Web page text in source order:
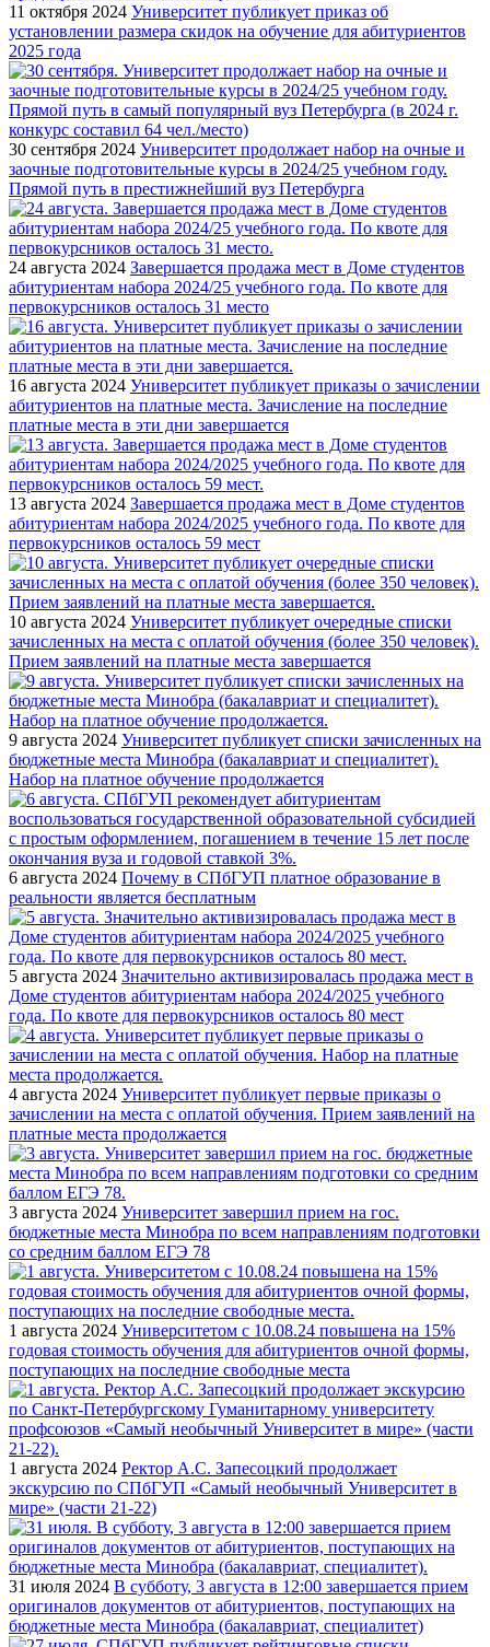
11 октября 2024 Университет публикует приказ об
установлении размера скидок на обучение для абитуриентов
2025 года
30 сентября 2024 Университет продолжает набор на очные и
заочные подготовительные курсы в 2024/25 учебном году.
Прямой путь в престижнейший вуз Петербурга
24 августа 2024 Завершается продажа мест в Доме студентов
абитуриентам набора 2024/25 учебного года. По квоте для
первокурсников осталось 31 место
16 августа 2024 Университет публикует приказы о зачислении
абитуриентов на платные места. Зачисление на последние
платные места в эти дни завершается
13 августа 2024 Завершается продажа мест в Доме студентов
абитуриентам набора 2024/2025 учебного года. По квоте для
первокурсников осталось 59 мест
10 августа 2024 Университет публикует очередные списки
зачисленных на места с оплатой обучения (более 350 человек).
Прием заявлений на платные места завершается
9 августа 2024 Университет публикует списки зачисленных на
бюджетные места Минобра (бакалавриат и специалитет).
Набор на платное обучение продолжается
6 августа 2024 Почему в СПбГУП платное образование в
реальности является бесплатным
5 августа 2024 Значительно активизировалась продажа мест в
Доме студентов абитуриентам набора 2024/2025 учебного
года. По квоте для первокурсников осталось 80 мест
4 августа 2024 Университет публикует первые приказы о
зачислении на места с оплатой обучения. Прием заявлений на
платные места продолжается
3 августа 2024 Университет завершил прием на гос.
бюджетные места Минобра по всем направлениям подготовки
со средним баллом ЕГЭ 78
1 августа 2024 Университетом с 10.08.24 повышена на 15%
годовая стоимость обучения для абитуриентов очной формы,
поступающих на последние свободные места
1 августа 2024 Ректор А.С. Запесоцкий продолжает
экскурсию по СПбГУП «Самый необычный Университет в
мире» (части 21-22)
31 июля 2024 В субботу, 3 августа в 12:00 завершается прием
оригиналов документов от абитуриентов, поступающих на
бюджетные места Минобра (бакалавриат, специалитет)